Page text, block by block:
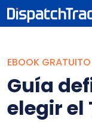
EBOOK GRATUITO
Guía
elegir el